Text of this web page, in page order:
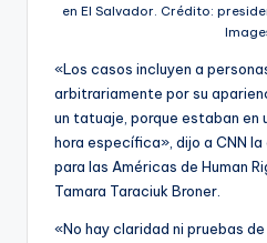
en El Salvador. Crédito:
«Los casos incluyen a
arbitrariamente por su
un tatuaje, porque estaban en
hora específica», dijo a CNN
para las Américas de Human
Tamara Taraciuk Broner.
«No hay claridad ni pruebas